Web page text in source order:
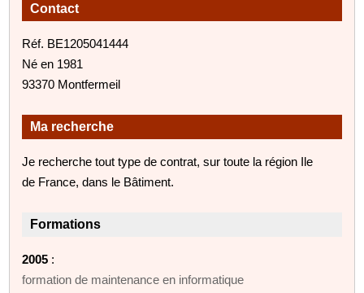
Contact
Réf. BE1205041444
Né en 1981
93370 Montfermeil
Ma recherche
Je recherche tout type de contrat, sur toute la région Ile
de France, dans le Bâtiment.
Formations
2005 :
formation de maintenance en informatique